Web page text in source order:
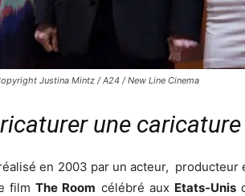
Justina Mintz / A24 / New Line Cinema
une caricature
en 2003 par un acteur,
filmThe Room célébré aux Etats-Unis